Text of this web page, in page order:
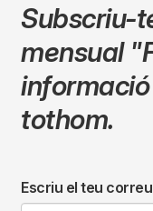
Subscriu-
mensual
tothom.
Escriu el teu